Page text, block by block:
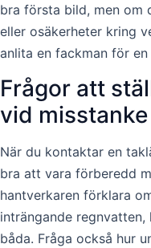
bra första bild, men om
eller osäkerheter kring
anlita en fackman för
Frågor att
vid
När du kontaktar en
bra att vara förberedd
hantverkaren förklara
inträngande
båda. Fråga också hur